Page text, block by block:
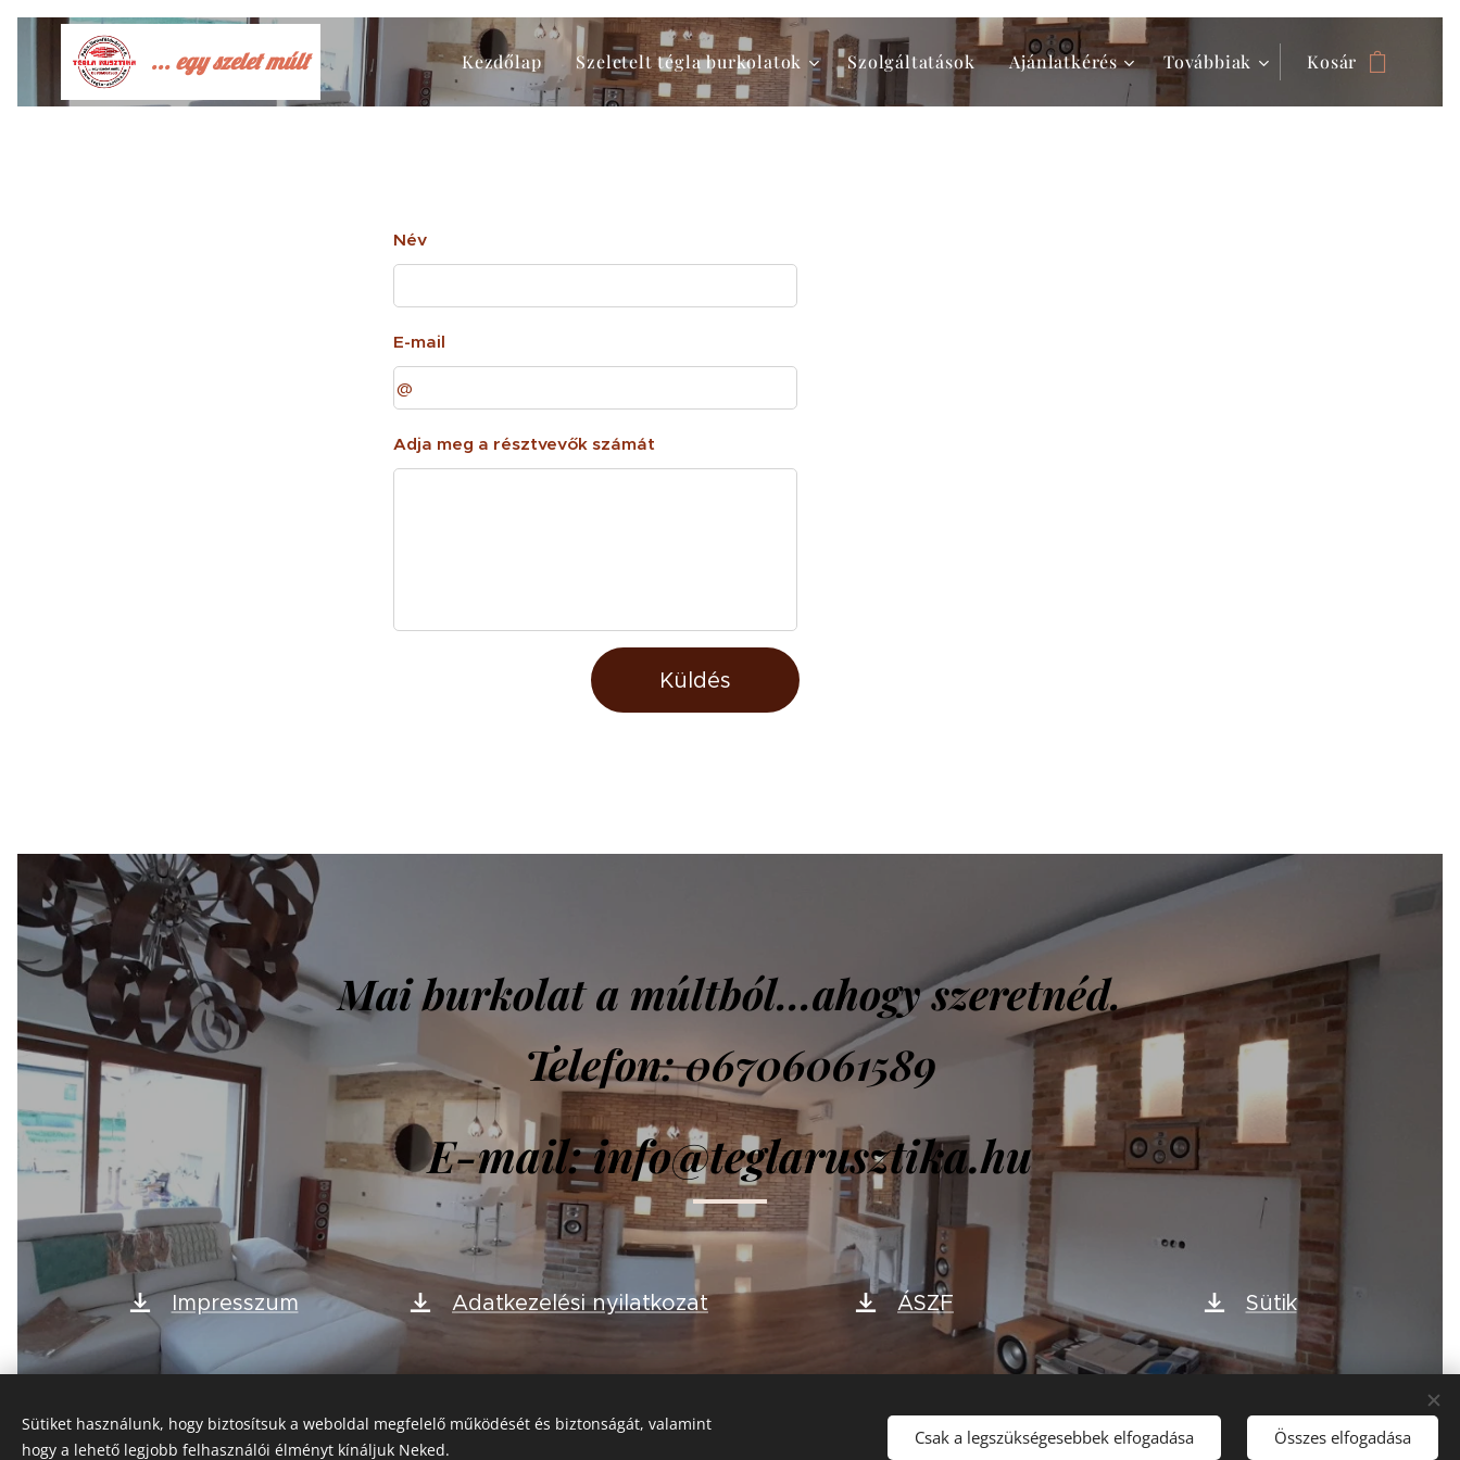
... egy szelet múlt Kezdőlap Szeletelt tégla burkolatok Szolgáltatások Ajánlatkérés Továbbiak Kosár
Név
E-mail
Adja meg a résztvevők számát
Küldés
Mai burkolat a múltból...ahogy szeretnéd.
Telefon: 06706061589
E-mail: info@teglarusztika.hu
Impresszum Adatkezelési nyilatkozat ÁSZF Sütik
Sütiket használunk, hogy biztosítsuk a weboldal megfelelő működését és biztonságát, valamint
hogy a lehető legjobb felhasználói élményt kínáljuk Neked.
Csak a legszükségesebbek elfogadása Összes elfogadása